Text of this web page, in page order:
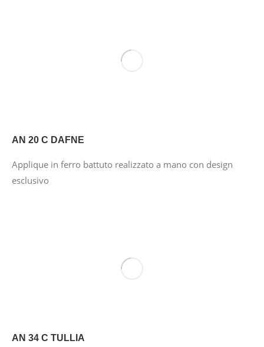
AN 20 C DAFNE
Applique in ferro battuto realizzato a mano con design
esclusivo
AN 34 C TULLIA